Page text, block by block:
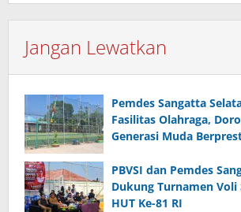
Jangan Lewatkan
Pemdes Sangatta
Fasilitas Olahraga,
Generasi Muda
PBVSI dan Pemdes
Dukung Turnamen
HUT Ke-81 RI